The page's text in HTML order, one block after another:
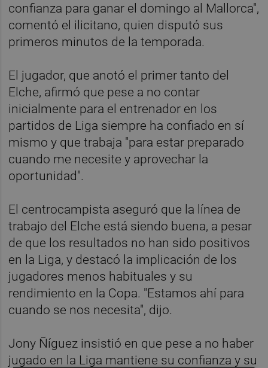
confianza para ganar el domingo al Mallorca",
comentó el ilicitano, quien disputó sus
primeros minutos de la temporada.
El jugador, que anotó el primer tanto del
Elche, afirmó que pese a no contar
inicialmente para el entrenador en los
partidos de Liga siempre ha confiado en sí
mismo y que trabaja "para estar preparado
cuando me necesite y aprovechar la
oportunidad".
El centrocampista aseguró que la línea de
trabajo del Elche está siendo buena, a pesar
de que los resultados no han sido positivos
en la Liga, y destacó la implicación de los
jugadores menos habituales y su
rendimiento en la Copa. "Estamos ahí para
cuando se nos necesita", dijo.
Jony Ñíguez insistió en que pese a no haber
jugado en la Liga mantiene su confianza y su